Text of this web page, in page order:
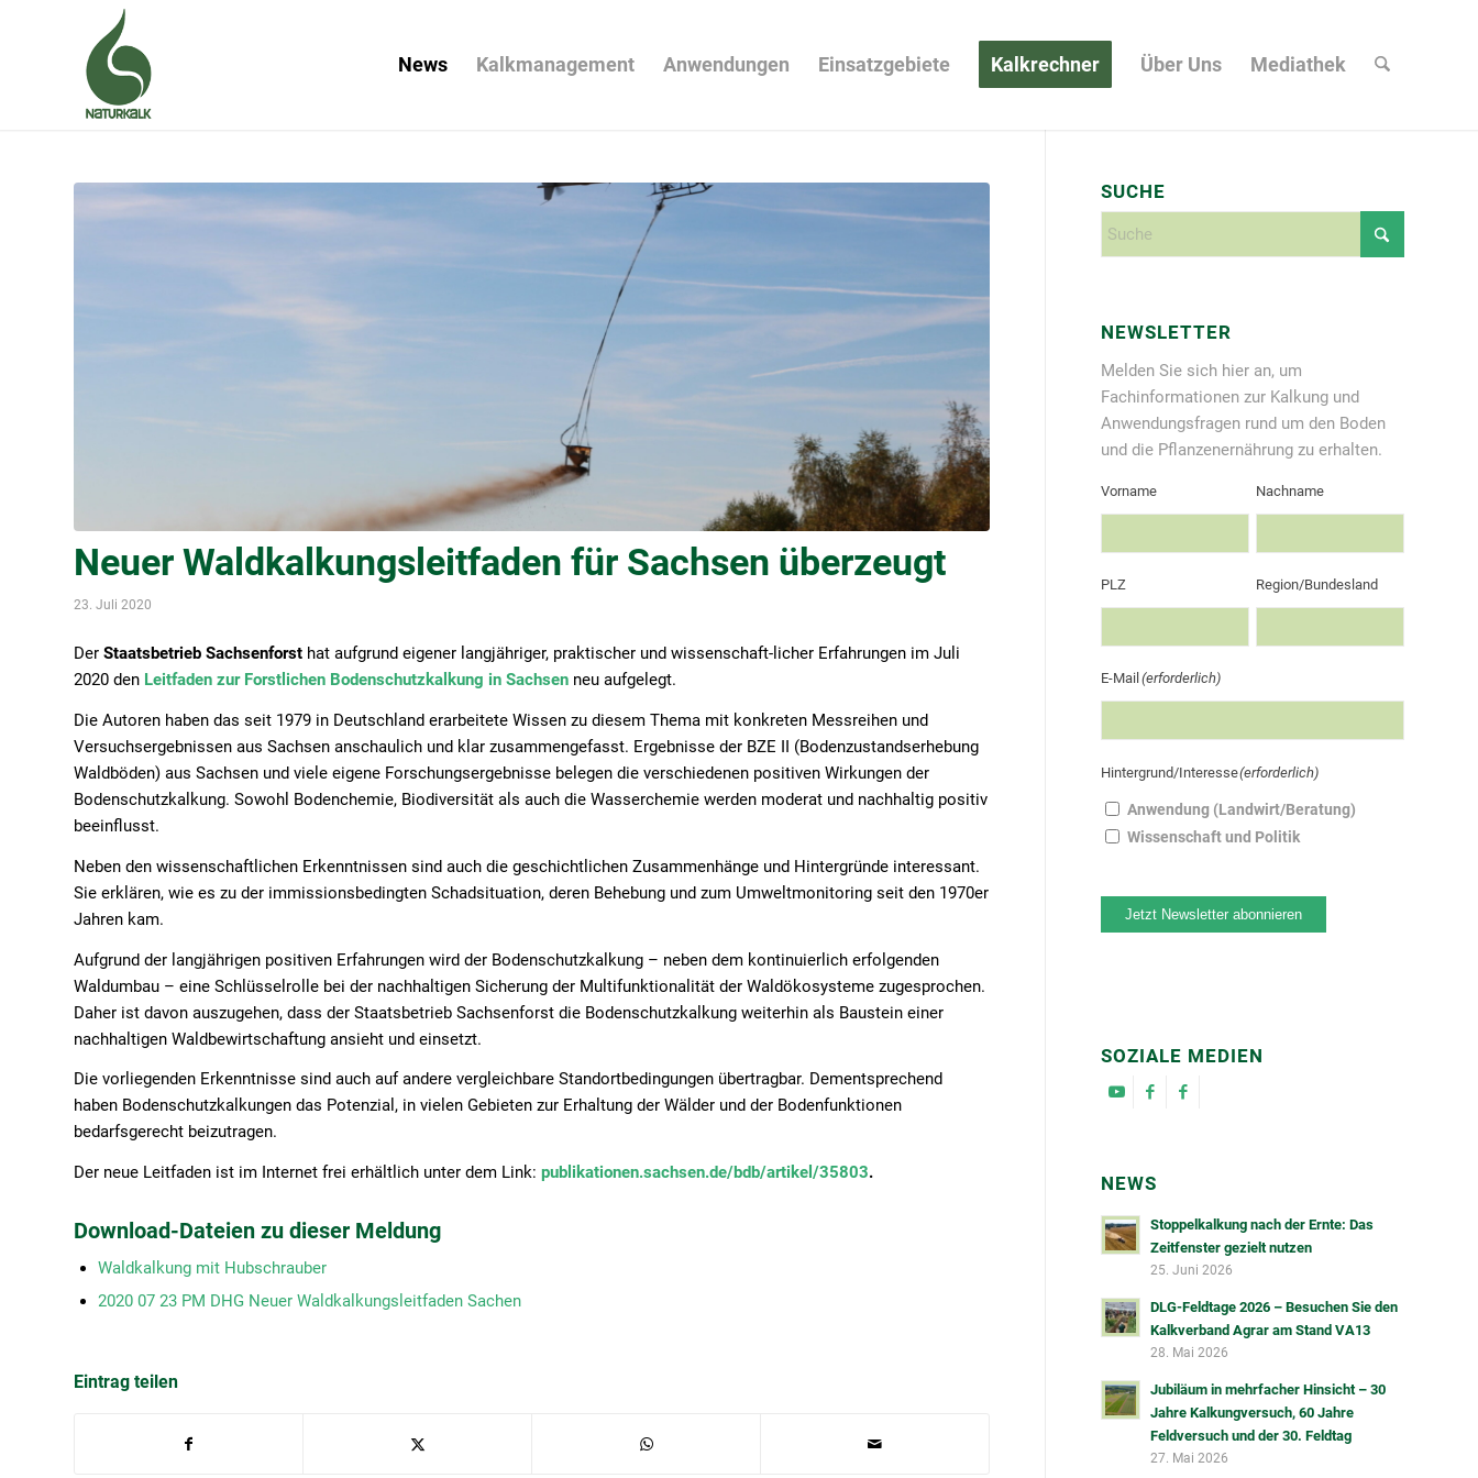
News Kalkmanagement Anwendungen Einsatzgebiete Kalkrechner Über Uns Mediathek
Neuer Waldkalkungsleitfaden für Sachsen überzeugt
23. Juli 2020
Der Staatsbetrieb Sachsenforst hat aufgrund eigener langjähriger, praktischer und wissenschaft-licher Erfahrungen im Juli
2020 den Leitfaden zur Forstlichen Bodenschutzkalkung in Sachsen neu aufgelegt.
Die Autoren haben das seit 1979 in Deutschland erarbeitete Wissen zu diesem Thema mit konkreten Messreihen und
Versuchsergebnissen aus Sachsen anschaulich und klar zusammengefasst. Ergebnisse der BZE II (Bodenzustandserhebung
Waldböden) aus Sachsen und viele eigene Forschungsergebnisse belegen die verschiedenen positiven Wirkungen der
Bodenschutzkalkung. Sowohl Bodenchemie, Biodiversität als auch die Wasserchemie werden moderat und nachhaltig positiv
beeinflusst.
Neben den wissenschaftlichen Erkenntnissen sind auch die geschichtlichen Zusammenhänge und Hintergründe interessant.
Sie erklären, wie es zu der immissionsbedingten Schadsituation, deren Behebung und zum Umweltmonitoring seit den 1970er
Jahren kam.
Aufgrund der langjährigen positiven Erfahrungen wird der Bodenschutzkalkung – neben dem kontinuierlich erfolgenden
Waldumbau – eine Schlüsselrolle bei der nachhaltigen Sicherung der Multifunktionalität der Waldökosysteme zugesprochen.
Daher ist davon auszugehen, dass der Staatsbetrieb Sachsenforst die Bodenschutzkalkung weiterhin als Baustein einer
nachhaltigen Waldbewirtschaftung ansieht und einsetzt.
Die vorliegenden Erkenntnisse sind auch auf andere vergleichbare Standortbedingungen übertragbar. Dementsprechend
haben Bodenschutzkalkungen das Potenzial, in vielen Gebieten zur Erhaltung der Wälder und der Bodenfunktionen
bedarfsgerecht beizutragen.
Der neue Leitfaden ist im Internet frei erhältlich unter dem Link: publikationen.sachsen.de/bdb/artikel/35803.
Download-Dateien zu dieser Meldung
Waldkalkung mit Hubschrauber
2020 07 23 PM DHG Neuer Waldkalkungsleitfaden Sachen
Eintrag teilen
SUCHE
NEWSLETTER
Melden Sie sich hier an, um
Fachinformationen zur Kalkung und
Anwendungsfragen rund um den Boden
und die Pflanzenernährung zu erhalten.
Vorname Nachname
PLZ Region/Bundesland
E-Mail(erforderlich)
Hintergrund/Interesse(erforderlich)
Anwendung (Landwirt/Beratung)
Wissenschaft und Politik
Jetzt Newsletter abonnieren
SOZIALE MEDIEN
NEWS
Stoppelkalkung nach der Ernte: Das
Zeitfenster gezielt nutzen
25. Juni 2026
DLG-Feldtage 2026 – Besuchen Sie den
Kalkverband Agrar am Stand VA13
28. Mai 2026
Jubiläum in mehrfacher Hinsicht – 30
Jahre Kalkungversuch, 60 Jahre
Feldversuch und der 30. Feldtag
27. Mai 2026